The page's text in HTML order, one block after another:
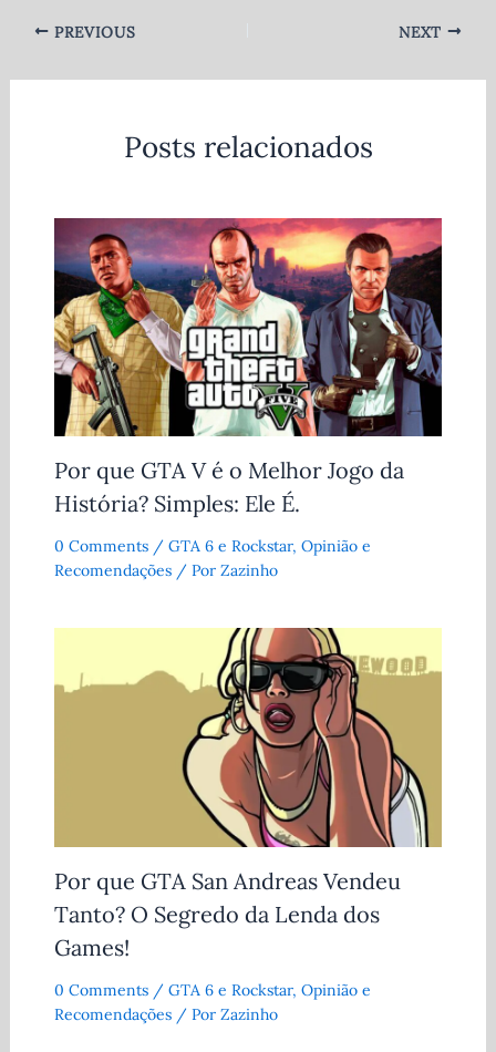
PREVIOUS NEXT
Posts relacionados
Por que GTA V é o Melhor Jogo da
História? Simples: Ele É.
0 Comments / GTA 6 e Rockstar, Opinião e
Recomendações/ Por Zazinho
Por que GTA San Andreas Vendeu
Tanto? O Segredo da Lenda dos
Games!
0 Comments / GTA 6 e Rockstar, Opinião e
Recomendações/ Por Zazinho